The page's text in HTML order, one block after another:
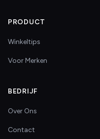
PRODUCT
Winkeltips
Voor Merken
BEDRIJF
Over Ons
Contact